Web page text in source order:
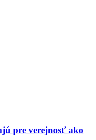
pre verejnosť ako